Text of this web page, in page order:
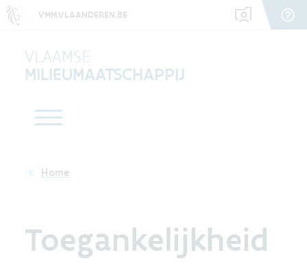
VMM.VLAANDEREN.BE
VLAAMSE
MILIEUMAATSCHAPPIJ
Toegankelijkheid